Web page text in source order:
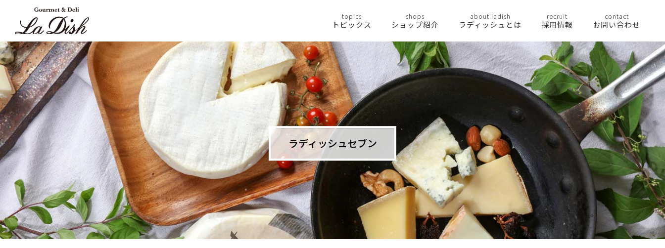
topics
トピックス
shops
ショップ紹介
about ladish
ラディッシュとは
recruit
採用情報
contact
お問い合わせ
ラディッシュセブン